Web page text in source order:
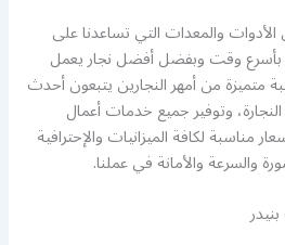
والمعدات التي تساعدنا على
بأسرع وقت وبفضل أفضل نجار يعمل
من أمهر النجارين يتبعون أحدث
وتوفير جميع خدمات أعمال
24 ساعة بأسعار مناسبة لكافة الميزانيات والإحترافية
والسرعة والأمانة في عملنا.